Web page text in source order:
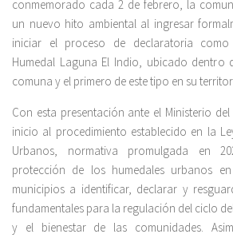
conmemorado cada 2 de febrero, la
un nuevo hito ambiental al ingresar
iniciar el proceso de declaratoria
Humedal Laguna El Indio, ubicado
comuna y el primero de este tipo en su
Con esta presentación ante el Ministerio
inicio al procedimiento establecido en la
Urbanos, normativa promulgada en
protección de los humedales urbanos
municipios a identificar, declarar y
fundamentales para la regulación del ciclo
y el bienestar de las comunidades.